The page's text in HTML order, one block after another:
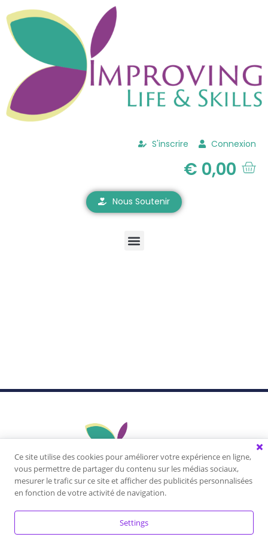
S'inscrire Connexion
€ 0,00
Nous Soutenir
Vivez une expérience unique, apprenez à vous
connaître, libérez votre plein potentiel, développez
vos talents, créez la vie dont vous rêvez!
Ce site utilise des cookies pour améliorer votre expérience en ligne,
vous permettre de partager du contenu sur les médias sociaux,
mesurer le trafic sur ce site et afficher des publicités personnalisées
en fonction de votre activité de navigation.
Settings